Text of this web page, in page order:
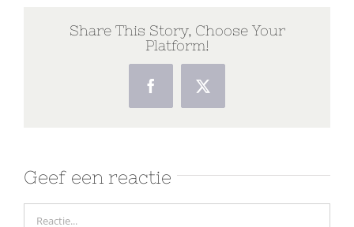
Share This Story, Choose Your
Platform!
FacebookTwitter
Geef een reactie
Reactie